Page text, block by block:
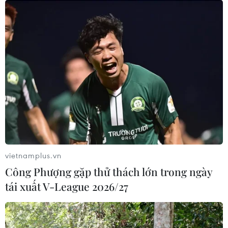
nghẽn của phát triển
03/08/2026 07:20 03/08/2026 04:38
Robot hình người "Made in
Bolivia" và khát vọng đổi
mới sáng tạo
03/08/2026 04:37
Nhận định Campuchia vs
Timor Leste: Trận chiến vì
3 điểm danh dự cho "Các
chiến binh Angkor"
vietnamplus.vn
Công Phượng gặp thử thách lớn trong ngày
tái xuất V-League 2026/27